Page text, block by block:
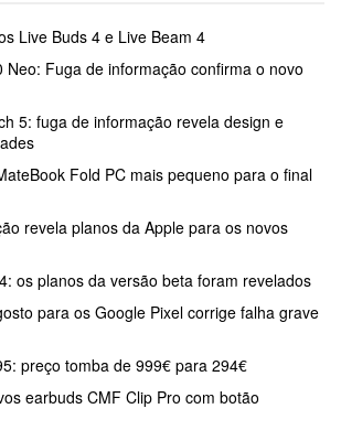
Live Buds 4 e Live Beam 4
Neo: Fuga de informação confirma o novo
5: fuga de informação revela design e
Fold PC mais pequeno para o final
revela planos da Apple para os novos
os planos da versão beta foram revelados
para os Google Pixel corrige falha grave
preço tomba de 999€ para 294€
earbuds CMF Clip Pro com botão